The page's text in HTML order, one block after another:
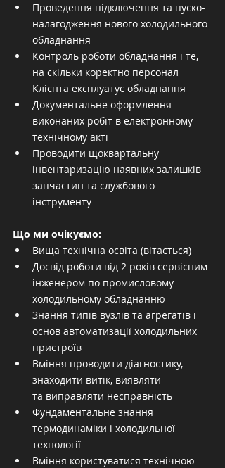
Проведення підключення та пуско-
налагодження нового холодильного
обладнання
Контроль роботи обладнання і те,
на скільки коректно персонал
Клієнта експлуатує обладнання
Документальне оформлення
виконаних робіт в електронному
технічному акті
Проводити щоквартальну
інвентаризацію наявних залишків
запчастин та службового
інструменту
Що ми очікуємо:
Вища технічна освіта (вітається)
Досвід роботи від 2 років сервісним
інженером по промисловому
холодильному обладнанню
Знання типів вузлів та агрегатів і
основ автоматизації холодильних
пристроїв
Вміння проводити діагностику,
знаходити витік, виявляти
та виправляти несправність
Фундаментальне знання
термодинаміки і холодильної
технології
Вміння користуватися технічною